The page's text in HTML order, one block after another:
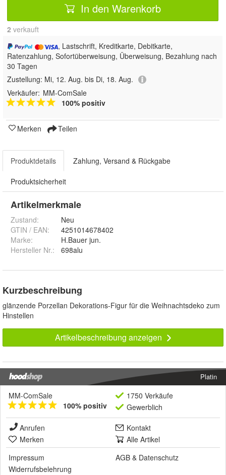
In den Warenkorb
2 verkauft
, Lastschrift, Kreditkarte, Debitkarte,
Ratenzahlung, Sofortüberweisung, Überweisung, Bezahlung nach
30 Tagen
Zustellung: Mi, 12. Aug. bis Di, 18. Aug.
Verkäufer: MM-ComSale
100% positiv
Merken Teilen
Produktdetails Zahlung, Versand & Rückgabe
Produktsicherheit
Artikelmerkmale
Zustand:
Neu
GTIN / EAN:
4251014678402
Marke:
H.Bauer jun.
Hersteller Nr.:
698alu
Kurzbeschreibung
glänzende Porzellan Dekorations-Figur für die Weihnachtsdeko zum
Hinstellen
Artikelbeschreibung anzeigen
Platin
MM-ComSale
100% positiv
1750 Verkäufe
Gewerblich
Anrufen
Kontakt
Merken
Alle Artikel
Impressum
AGB & Datenschutz
Widerrufsbelehrung